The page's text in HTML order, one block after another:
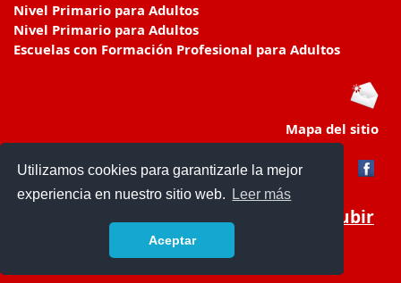
Utilizamos cookies para garantizarle la mejor
experiencia en nuestro sitio web.
Leer más
Aceptar
Nivel Primario para Adultos
Nivel Primario para Adultos
Escuelas con Formación Profesional para Adultos
Mapa del sitio
Subir